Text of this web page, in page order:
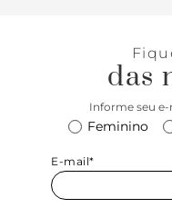
agitado no escritório. É
das
Informe seu e-
Feminino
E-mail*